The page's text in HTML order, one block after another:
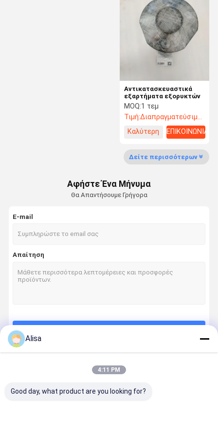
Δακτύλιοι και καρφίτσες εκσκαφέων
Μέρη εργαλείων μειωτών εκσκαφέων
Μέρη εκσκαφέων της
Μέρη εκσκαφέων της
Αντικατασκευαστικά
εξαρτήματα εξορυκτών
MOQ:1 τεμ
Τιμή:Διαπραγματεύσιμος
Καλύτερη
ΕΠΙΚΟΙΝΩΝΙΑ
Δείτε περισσότερων
Αφήστε Ένα Μήνυμα
Θα Απαντήσουμε Γρήγορα
E-mail
Απαίτηση
Alisa
4:11 PM
Good day, what product are you looking for?